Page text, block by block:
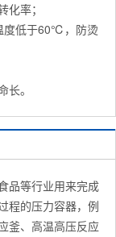
率；
低于60℃，防烫
。
等行业用来完成
程的压力容器，例
釜、高温高压反应